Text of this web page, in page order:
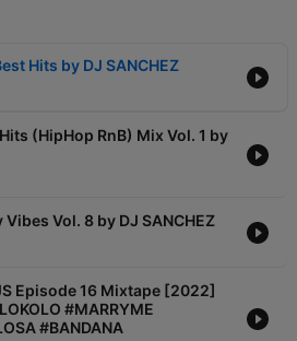
Hits by DJ SANCHEZ
(HipHop RnB) Mix Vol. 1 by
Vol. 8 by DJ SANCHEZ
Episode 16 Mixtape [2022]
#MARRYME
#BANDANA